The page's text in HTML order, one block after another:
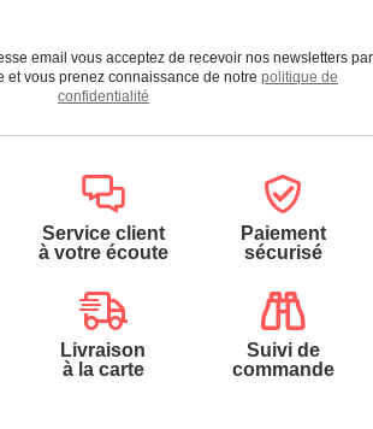
email vous acceptez de recevoir nos newsletters par
et vous prenez connaissance de notre politique de
confidentialité
Service client
à votre écoute
Paiement
sécurisé
Livraison
à la carte
Suivi de
commande